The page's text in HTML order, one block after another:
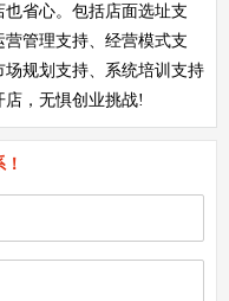
省心。包括店面选址支
管理支持、经营模式支
规划支持、系统培训支持
，无惧创业挑战!